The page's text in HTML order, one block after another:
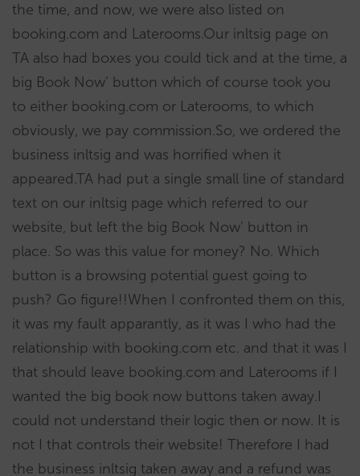
the time, and now, we were also listed on
booking.com and Laterooms.Our inltsig page on
TA also had boxes you could tick and at the time, a
big Book Now’ button which of course took you
to either booking.com or Laterooms, to which
obviously, we pay commission.So, we ordered the
business inltsig and was horrified when it
appeared.TA had put a single small line of standard
text on our inltsig page which referred to our
website, but left the big Book Now’ button in
place. So was this value for money? No. Which
button is a browsing potential guest going to
push? Go figure!!When I confronted them on this,
it was my fault apparantly, as it was I who had the
relationship with booking.com etc. and that it was I
that should leave booking.com and Laterooms if I
wanted the big book now buttons taken away.I
could not understand their logic then or now. It is
not I that controls their website! Therefore I had
the business inltsig taken away and a refund was